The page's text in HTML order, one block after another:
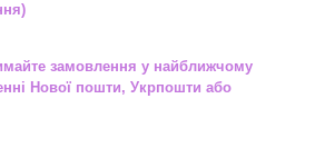
замовлення у найближчому
Нової пошти, Укрпошти або